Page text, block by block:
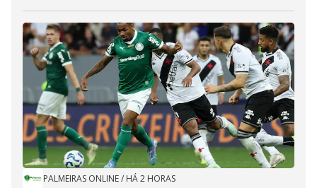
PALMEIRAS ONLINE/ HÁ 2 HORAS